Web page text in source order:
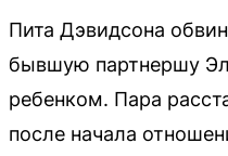
Пита Дэвидсона
бывшую партнершу
ребенком. Пара
после начала